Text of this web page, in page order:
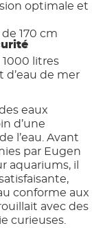
optimale et
170 cm
litres
d’eau de mer
eaux
d’une
l’eau. Avant
par Eugen
aquariums, il
conforme aux
avec des
curieuses.